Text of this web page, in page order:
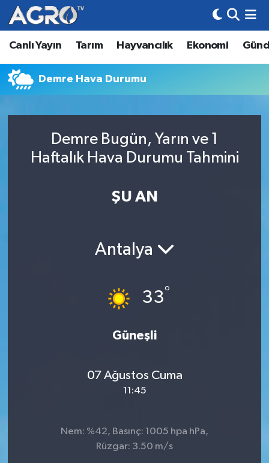
Canlı Yayın Tarım Hayvancılık Ekonomi
Demre Hava Durumu
Demre Bugün, Yarın ve 1
Haftalık Hava Durumu Tahmini
ŞU AN
Antalya
33°
Güneşli
07 Ağustos Cuma
11:45
Nem: %42, Basınç: 1005 hpa hPa,
Rüzgar: 3.50 m/s
Hava Durumu
Trafik Durumu
Tüm Manşetler